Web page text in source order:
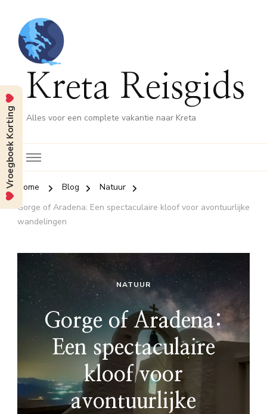
Kreta Reisgids
Alles voor een complete vakantie naar Kreta
Home Blog
Natuur
Gorge of Aradena: Een spectaculaire kloof voor avontuurlijke
wandelingen
NATUUR
Gorge of Aradena:
Een spectaculaire
kloof voor
avontuurlijke
Vroegboek Korting